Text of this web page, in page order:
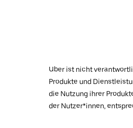
Uber ist nicht
Produkte und
die Nutzung ihrer
der Nutzer*innen,